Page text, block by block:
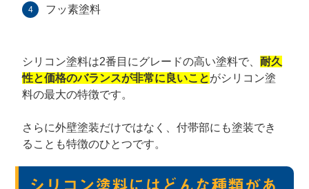
フッ素塗料
シリコン塗料は2番目にグレードの高い塗料で、耐久
性と価格のバランスが非常に良いことがシリコン塗
料の最大の特徴です。
さらに外壁塗装だけではなく、付帯部にも塗装でき
ることも特徴のひとつです。